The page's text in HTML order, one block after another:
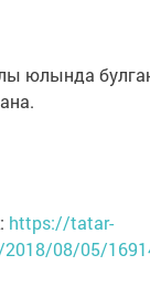
юлында
https://tatar-
08/05/